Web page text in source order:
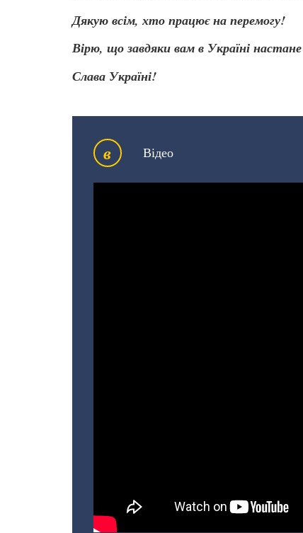
Дякую всім, хто працює на перемогу!
Вірю, що завдяки вам в Україні
Слава Україні!
в Відео